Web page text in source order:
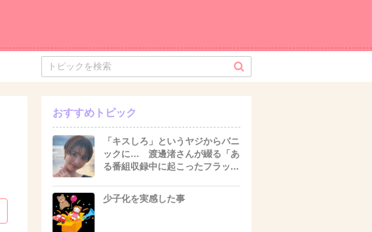
おすすめトピック
「キスしろ」というヤジからパニ
ックに… 渡邊渚さんが綴る「あ
る番組収録中に起こったフラッ...
少子化を実感した事